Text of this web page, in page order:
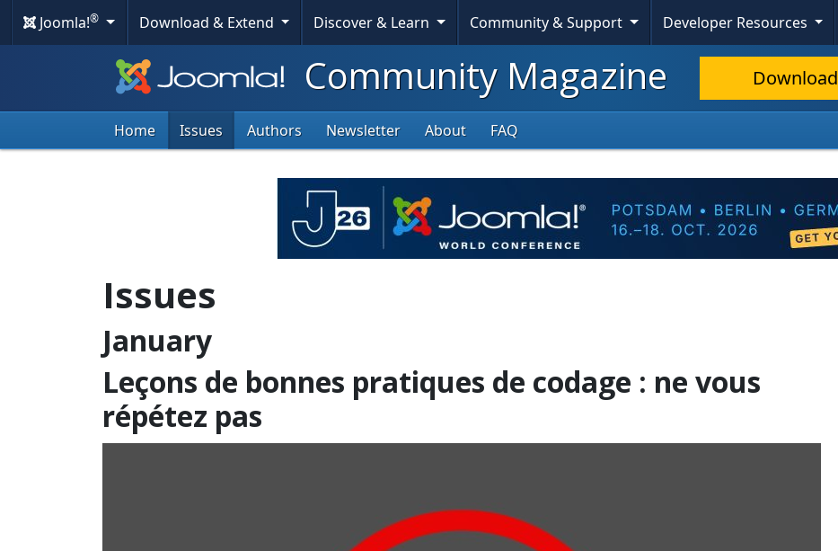
Joomla!® Download & Extend Discover & Learn Community & Support Developer Resources
Community Magazine Download
Home Issues Authors Newsletter About FAQ
Issues
January
Leçons de bonnes pratiques de codage : ne vous
répétez pas